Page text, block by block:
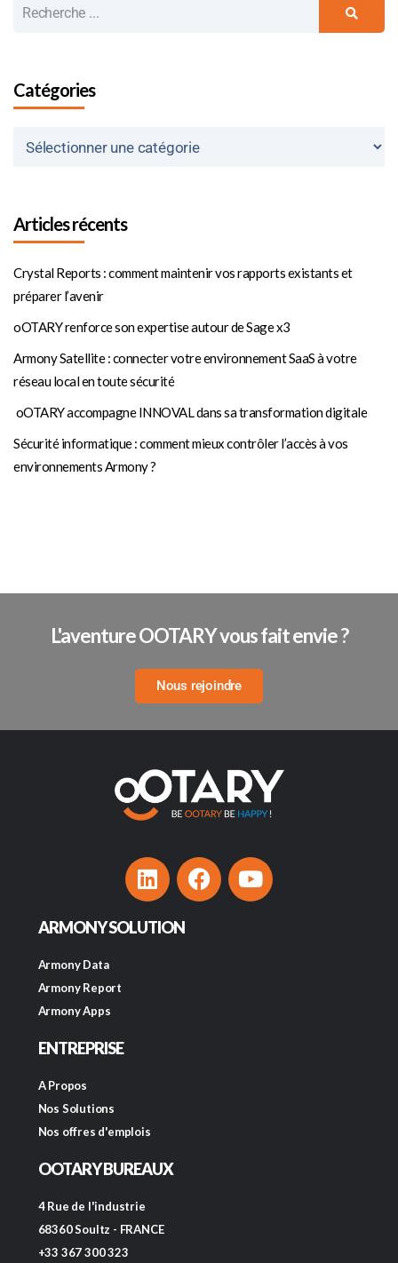
Catégories
Articles récents
Crystal Reports : comment maintenir vos rapports existants et
préparer l’avenir
oOTARY renforce son expertise autour de Sage x3
Armony Satellite : connecter votre environnement SaaS à votre
réseau local en toute sécurité
oOTARY accompagne INNOVAL dans sa transformation digitale
Sécurité informatique : comment mieux contrôler l’accès à vos
environnements Armony ?
L'aventure OOTARY vous fait envie ?
Nous rejoindre
ARMONY SOLUTION
Armony Data
Armony Report
Armony Apps
ENTREPRISE
A Propos
Nos Solutions
Nos offres d'emplois
OOTARY BUREAUX
4 Rue de l'industrie
68360 Soultz - FRANCE
+33 367 300 323